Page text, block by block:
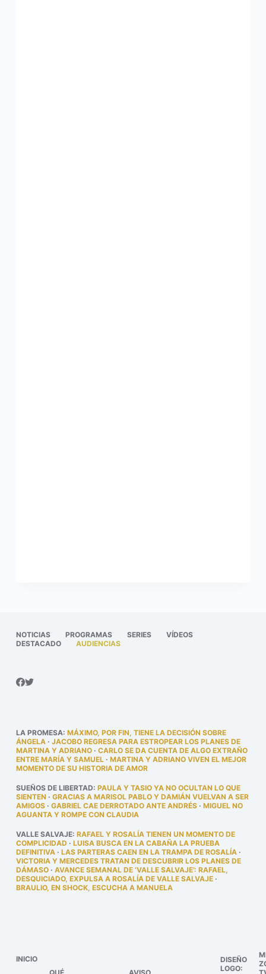
NOTICIAS PROGRAMAS SERIES
VÍDEOS
DESTACADO
AUDIENCIAS
LA PROMESA: MÁXIMO, POR FIN, TIENE LA DECISIÓN SOBRE
ÁNGELA· JACOBO REGRESA PARA ESTROPEAR LOS PLANES DE
MARTINA Y ADRIANO· CARLO SE DA CUENTA DE ALGO EXTRAÑO
ENTRE MARÍA Y SAMUEL· MARTINA Y ADRIANO VIVEN EL MEJOR
MOMENTO DE SU HISTORIA DE AMOR
SUEÑOS DE LIBERTAD: PAULA Y TASIO YA NO OCULTAN LO QUE
SIENTEN · GRACIAS A MARISOL PABLO Y DAMIÁN VUELVAN A SER
AMIGOS· GABRIEL CAE DERROTADO ANTE ANDRÉS· MIGUEL NO
AGUANTA Y ROMPE CON CLAUDIA
VALLE SALVAJE: RAFAEL Y ROSALÍA TIENEN UN MOMENTO DE
COMPLICIDAD · LUISA BUSCA EN LA CABAÑA LA PRUEBA
DEFINITIVA· LAS PARTERAS CAEN EN LA TRAMPA DE ROSALÍA·
VICTORIA Y MERCEDES TRATAN DE DESCUBRIR LOS PLANES DE
DÁMASO· AVANCE SEMANAL DE ‘VALLE SALVAJE’: RAFAEL,
DESQUICIADO, EXPULSA A ROSALÍA DE VALLE SALVAJE·
BRAULIO, EN SHOCK, ESCUCHA A MANUELA
INICIO
DISEÑO
LOGO: